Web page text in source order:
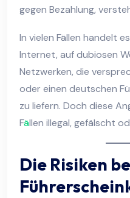
gegen Bezahlung,
In vielen Fällen handelt
Internet, auf dubiosen
Netzwerken, die
oder einen deutschen
zu liefern. Doch diese
Fällen illegal, gefälscht
Die Risiken